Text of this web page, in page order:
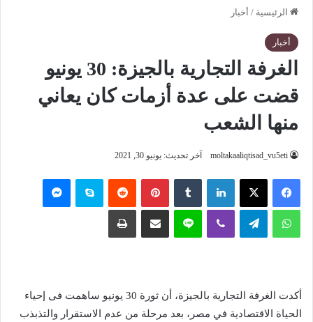
الرئيسية / أخبار
أخبار
الغرفة التجارية بالجيزة: 30 يونيو
قضت على عدة أزمات كان يعاني
منها الشعب
moltakaaliqtisad_vu5eti آخر تحديث: يونيو 30, 2021
فيسبوك ‫X لينكدإن بينتيريست سكايب
واتساب تيلقرام لاين
أكدت الغرفة التجارية بالجيزة، أن ثورة 30 يونيو ساهمت فى إحياء
الحياة الاقتصادية في مصر، بعد مرحلة من عدم الاستقرار والتذبذب